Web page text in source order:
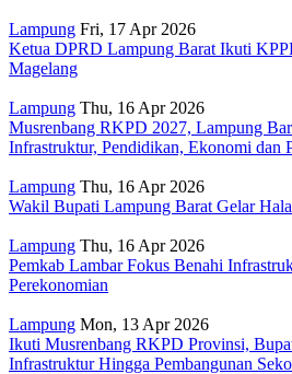
Lampung Fri, 17 Apr 2026
Ketua DPRD Lampung Barat Ikuti
Magelang
Lampung Thu, 16 Apr 2026
Musrenbang RKPD 2027, Lampung
Infrastruktur, Pendidikan, Ekonomi dan
Lampung Thu, 16 Apr 2026
Wakil Bupati Lampung Barat Gelar
Lampung Thu, 16 Apr 2026
Pemkab Lambar Fokus Benahi
Perekonomian
Lampung Mon, 13 Apr 2026
Ikuti Musrenbang RKPD Provinsi,
Infrastruktur Hingga Pembangunan